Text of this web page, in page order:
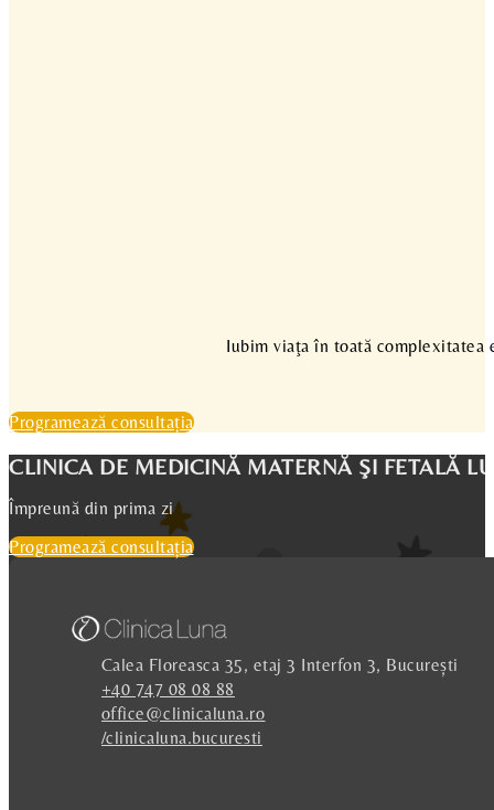
Iubim viaţa în toată
Programează consultația
CLINICA DE MEDICINĂ MATERNĂ ŞI FETALĂ
Împreună din prima zi
Programează consultația
Calea Floreasca 35, etaj 3 Interfon 3, București
+40 747 08 08 88
office@clinicaluna.ro
/clinicaluna.bucuresti